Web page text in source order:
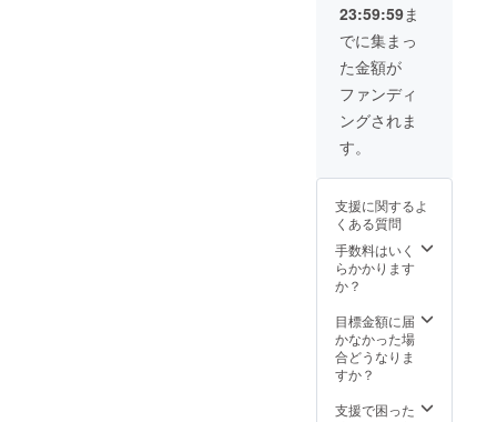
トートバッグ・
巾着類 1点
3,000円 ・
衣類 1点
10,000円〜 ご
希望の際はご支
援に追加の上、
備考欄にご記入
ください。 ※内
容・サイズなど
の詳細はメー
ル・お電話での
打ち合わせを行
います。 ※リ
ターンの使用権
はお客様に、著
います。 ※他者
の権利を著しく
侵害するものは
ご遠慮くださ
23:59:59ま
でに集まっ
た金額が
ファンディ
ングされま
す。
支援に関するよ
くある質問
手数料はいく
らかかります
か？
目標金額に届
かなかった場
合どうなりま
すか？
支援で困った